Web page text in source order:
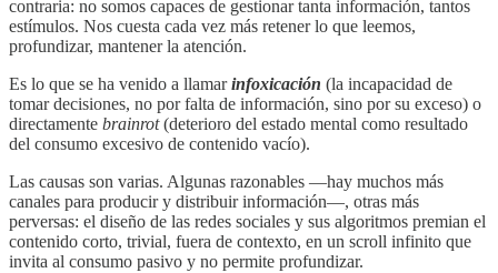
contraria: no somos capaces de gestionar tanta información, tantos
estímulos. Nos cuesta cada vez más retener lo que leemos,
profundizar, mantener la atención.
Es lo que se ha venido a llamarinfoxicación (la incapacidad de
tomar decisiones, no por falta de información, sino por su exceso) o
directamente brainrot(deterioro del estado mental como resultado
del consumo excesivo de contenido vacío).
Las causas son varias. Algunas razonables —hay muchos más
canales para producir y distribuir información—, otras más
perversas: el diseño de las redes sociales y sus algoritmos premian el
contenido corto, trivial, fuera de contexto, en un scroll infinito que
invita al consumo pasivo y no permite profundizar.